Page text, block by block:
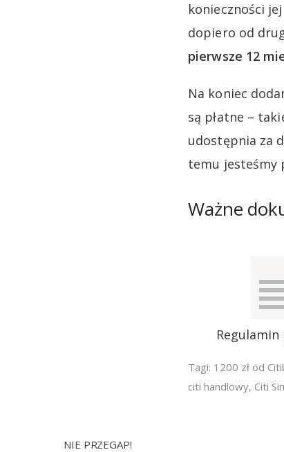
konieczności
dopiero od
pierwsze 12
Na koniec
są płatne –
udostępnia za
temu jesteśmy
Ważne
Tagi: 1200 zł od
citi handlowy, Citi
NIE PRZEGAP!